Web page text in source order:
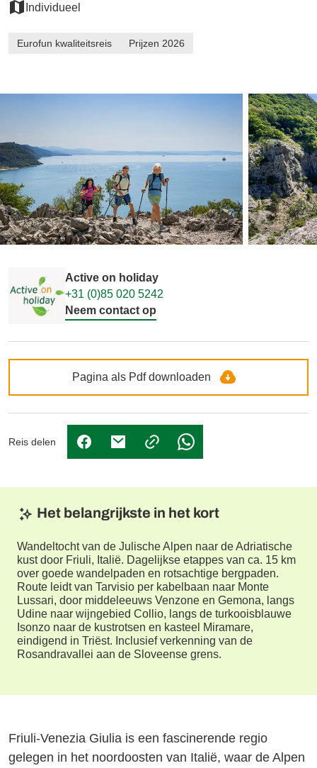
Individueel
Eurofun kwaliteitsreis Prijzen 2026
Active on holiday
+31 (0)85 020 5242
Neem contact op
Pagina als Pdf downloaden
Reis delen
(Link opent in nieuw tabblad)
(Link opent in nieuw tabblad)
(Link opent in nieuw
Het belangrijkste in het kort
Wandeltocht van de Julische Alpen naar de Adriatische
kust door Friuli, Italië. Dagelijkse etappes van ca. 15 km
over goede wandelpaden en rotsachtige bergpaden.
Route leidt van Tarvisio per kabelbaan naar Monte
Lussari, door middeleeuws Venzone en Gemona, langs
Udine naar wijngebied Collio, langs de turkooisblauwe
Isonzo naar de kustrotsen en kasteel Miramare,
eindigend in Triëst. Inclusief verkenning van de
Rosandravallei aan de Sloveense grens.
Friuli-Venezia Giulia is een fascinerende regio
gelegen in het noordoosten van Italië, waar de Alpen